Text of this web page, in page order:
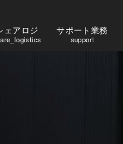
ェアロジ サポート業務
support